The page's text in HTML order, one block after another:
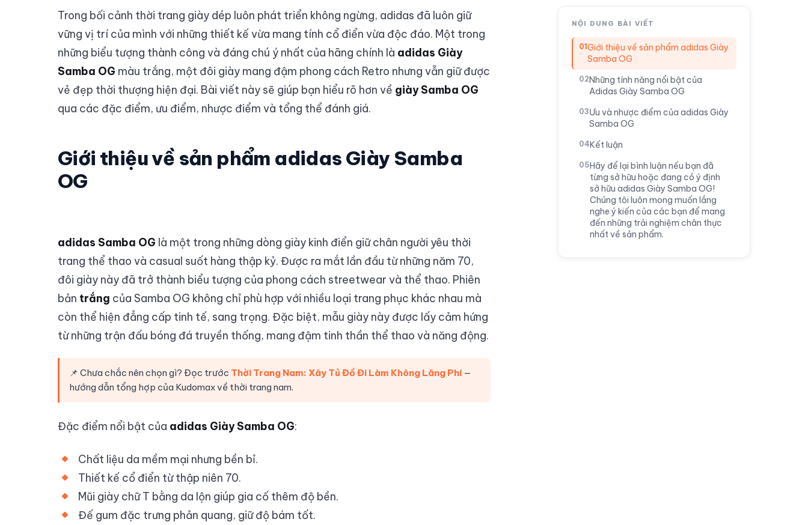
Trong bối cảnh thời trang giày dép luôn phát triển không ngừng, adidas đã luôn giữ
vững vị trí của mình với những thiết kế vừa mang tính cổ điển vừa độc đáo. Một trong
những biểu tượng thành công và đáng chú ý nhất của hãng chính là adidas Giày
Samba OG màu trắng, một đôi giày mang đậm phong cách Retro nhưng vẫn giữ được
vẻ đẹp thời thượng hiện đại. Bài viết này sẽ giúp bạn hiểu rõ hơn về giày Samba OG
qua các đặc điểm, ưu điểm, nhược điểm và tổng thể đánh giá.
Giới thiệu về sản phẩm adidas Giày Samba
OG
adidas Samba OG là một trong những dòng giày kinh điển giữ chân người yêu thời
trang thể thao và casual suốt hàng thập kỷ. Được ra mắt lần đầu từ những năm 70,
đôi giày này đã trở thành biểu tượng của phong cách streetwear và thể thao. Phiên
bản trắng của Samba OG không chỉ phù hợp với nhiều loại trang phục khác nhau mà
còn thể hiện đẳng cấp tinh tế, sang trọng. Đặc biệt, mẫu giày này được lấy cảm hứng
từ những trận đấu bóng đá truyền thống, mang đậm tinh thần thể thao và năng động.
📌 Chưa chắc nên chọn gì? Đọc trước Thời Trang Nam: Xây Tủ Đồ Đi Làm Không Lãng Phí—
hướng dẫn tổng hợp của Kudomax về thời trang nam.
Đặc điểm nổi bật của adidas Giày Samba OG:
Chất liệu da mềm mại nhưng bền bỉ.
Thiết kế cổ điển từ thập niên 70.
Mũi giày chữ T bằng da lộn giúp gia cố thêm độ bền.
Đế gum đặc trưng phản quang, giữ độ bám tốt.
NỘI DUNG BÀI VIẾT
Giới thiệu về sản phẩm adidas Giày
Samba OG
Những tính năng nổi bật của
Adidas Giày Samba OG
Ưu và nhược điểm của adidas Giày
Samba OG
Kết luận
Hãy để lại bình luận nếu bạn đã
từng sở hữu hoặc đang có ý định
sở hữu adidas Giày Samba OG!
Chúng tôi luôn mong muốn lắng
nghe ý kiến của các bạn để mang
đến những trải nghiệm chân thực
nhất về sản phẩm.